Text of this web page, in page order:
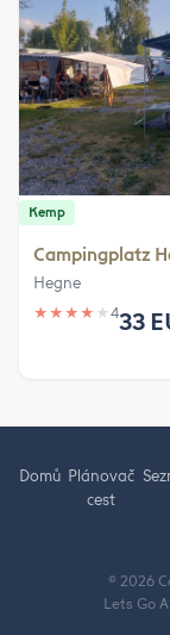
Kemp
Campingplatz
Hegne
★ ★ ★ ★ ★ 433
Domů Plánovač
cest
© 2026
Lets Go